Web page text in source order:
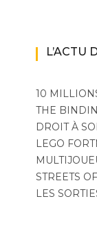
L’ACTU
10
THE
DROIT À
LEGO
STREETS
LES